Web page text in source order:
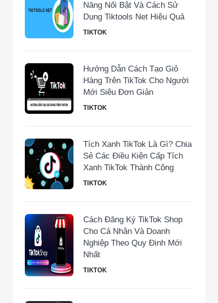
Năng Nổi Bật Và Cách Sử
Dụng Tiktools Net Hiệu Quả
TIKTOK
Hướng Dẫn Cách Tạo Giỏ
Hàng Trên TikTok Cho Người
Mới Siêu Đơn Giản
TIKTOK
Tích Xanh TikTok Là Gì? Chia
Sẻ Các Điều Kiện Cấp Tích
Xanh TikTok Thành Công
TIKTOK
Cách Đăng Ký TikTok Shop
Cho Cá Nhân Và Doanh
Nghiệp Theo Quy Định Mới
Nhất
TIKTOK